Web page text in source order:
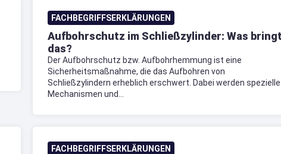
FACHBEGRIFFSERKLÄRUNGEN
Aufbohrschutz im Schließzylinder: Was bringt
das?
Der Aufbohrschutz bzw. Aufbohrhemmung ist eine
Sicherheitsmaßnahme, die das Aufbohren von
Schließzylindern erheblich erschwert. Dabei werden spezielle
Mechanismen und...
FACHBEGRIFFSERKLÄRUNGEN